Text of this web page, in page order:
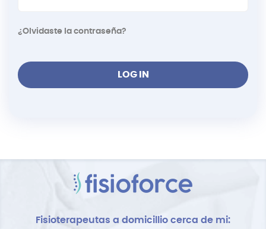
¿Olvidaste la contraseña?
LOG IN
Fisioterapeutas a domicillio cerca de mi: